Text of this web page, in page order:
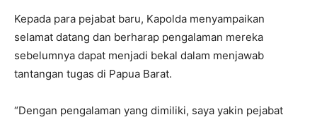
Kepada para pejabat baru, Kapolda menyampaikan
selamat datang dan berharap pengalaman mereka
sebelumnya dapat menjadi bekal dalam menjawab
tantangan tugas di Papua Barat.
“Dengan pengalaman yang dimiliki, saya yakin pejabat